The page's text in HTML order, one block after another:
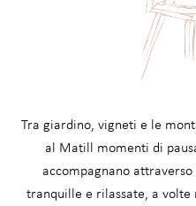
TUTTI I SERVIZI INCLUSI
Tra giardino, vigneti e le
al Matill momenti di
accompagnano
tranquille e rilassate, a volte